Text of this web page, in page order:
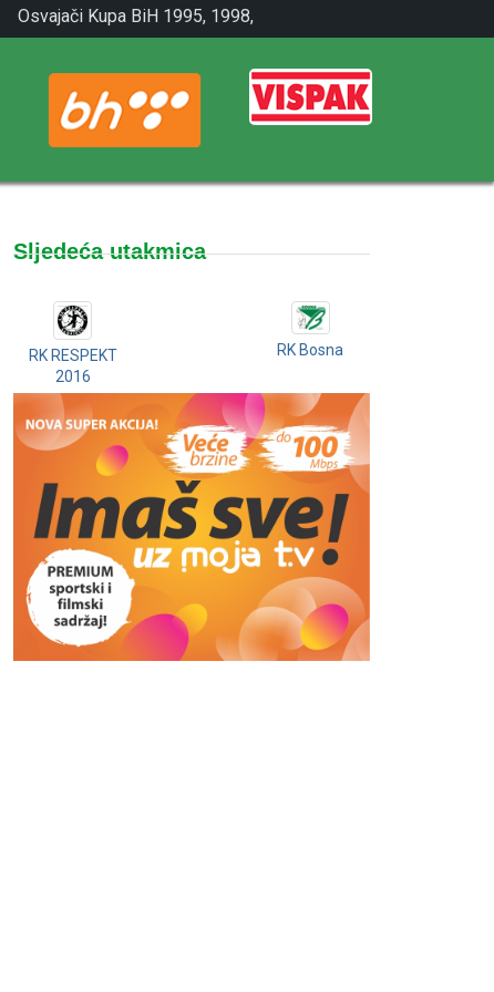
Osvajači Kupa BiH 1995, 1998,
2001.
Sljedeća utakmica
RK RESPEKT
2016
RK Bosna